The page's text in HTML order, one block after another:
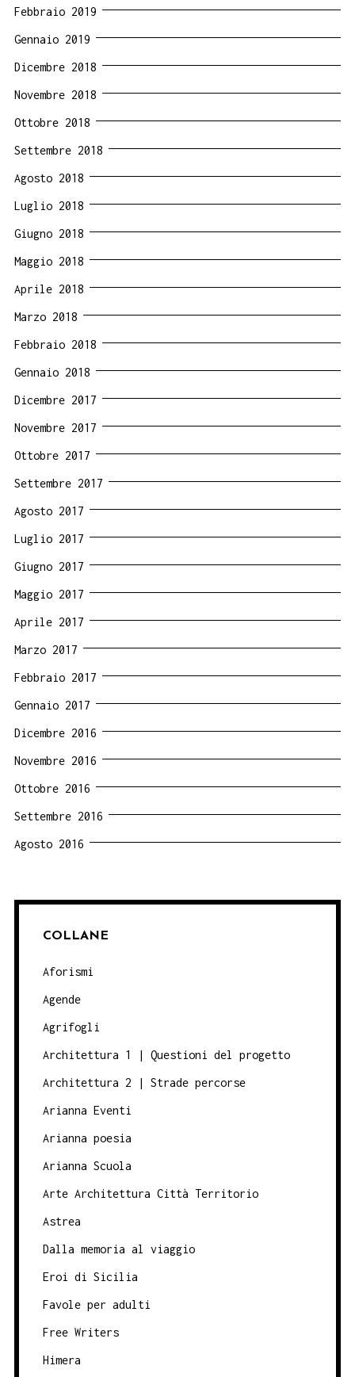
Febbraio 2019
Gennaio 2019
Dicembre 2018
Novembre 2018
Ottobre 2018
Settembre 2018
Agosto 2018
Luglio 2018
Giugno 2018
Maggio 2018
Aprile 2018
Marzo 2018
Febbraio 2018
Gennaio 2018
Dicembre 2017
Novembre 2017
Ottobre 2017
Settembre 2017
Agosto 2017
Luglio 2017
Giugno 2017
Maggio 2017
Aprile 2017
Marzo 2017
Febbraio 2017
Gennaio 2017
Dicembre 2016
Novembre 2016
Ottobre 2016
Settembre 2016
Agosto 2016
COLLANE
Aforismi
Agende
Agrifogli
Architettura 1 | Questioni del progetto
Architettura 2 | Strade percorse
Arianna Eventi
Arianna poesia
Arianna Scuola
Arte Architettura Città Territorio
Astrea
Dalla memoria al viaggio
Eroi di Sicilia
Favole per adulti
Free Writers
Himera